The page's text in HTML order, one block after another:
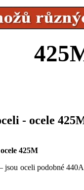
- ocele
425M
jsou oceli podobné